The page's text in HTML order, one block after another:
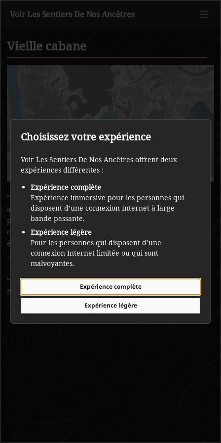
Retour au contenu principal
Voir Les Sentiers De Nos Ancêtres
Vieille cabane
Personne n’est venu dans la région depuis de nombreuses
années, car le ruisseau qui se jette dans le lac est très peu
profond et souvent impraticable en bateau. De la vieille
cabane, il ne reste que les pierres de la fondation. Ce site
était habité toute l’année.
Joe Mantla
La vieille cabane est maintenant engloutie par la forêt et les
broussailles.
Choisissez votre expérience
Voir Les Sentiers De Nos Ancêtres offrent deux
expériences différentes :
Expérience complète
Expérience immersive pour les personnes qui
disposent d’une connexion Internet à large
bande passante.
Expérience légère
Pour les personnes qui disposent d’une
connexion Internet limitée ou qui sont
malvoyantes.
Expérience complète
Expérience légère